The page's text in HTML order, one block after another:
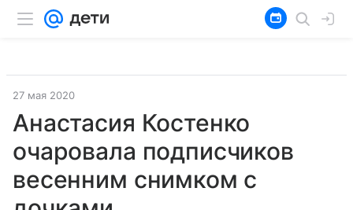
27 мая 2020
Анастасия Костенко
очаровала подписчиков
весенним снимком с